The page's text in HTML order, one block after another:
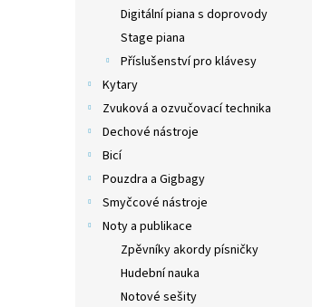
Digitální piana s doprovody
Stage piana
Příslušenství pro klávesy
Kytary
Zvuková a ozvučovací technika
Dechové nástroje
Bicí
Pouzdra a Gigbagy
Smyčcové nástroje
Noty a publikace
Zpěvníky akordy písničky
Hudební nauka
Notové sešity